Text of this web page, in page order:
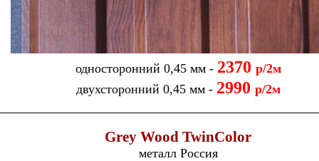
односторонний 0,45 мм - 2370 р/2м
двухсторонний 0,45 мм - 2990 р/2м
Grey Wood TwinColor
металл Россия